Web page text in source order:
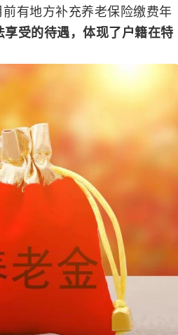
有地方补充养老保险缴费年
受的待遇，体现了户籍在特